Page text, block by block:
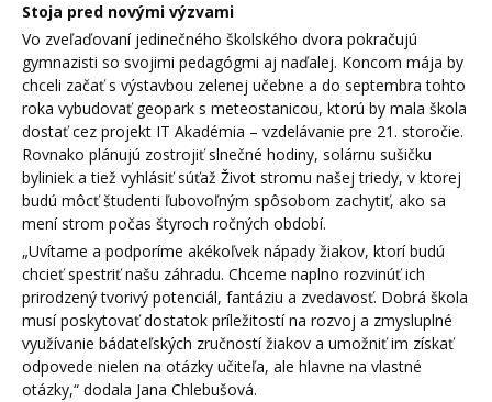
Stoja pred novými výzvami
Vo zveľaďovaní jedinečného školského dvora pokračujú
gymnazisti so svojimi pedagógmi aj naďalej. Koncom mája by
chceli začať s výstavbou zelenej učebne a do septembra tohto
roka vybudovať geopark s meteostanicou, ktorú by mala škola
dostať cez projekt IT Akadémia – vzdelávanie pre 21. storočie.
Rovnako plánujú zostrojiť slnečné hodiny, solárnu sušičku
byliniek a tiež vyhlásiť súťaž Život stromu našej triedy, v ktorej
budú môcť študenti ľubovoľným spôsobom zachytiť, ako sa
mení strom počas štyroch ročných období.
„Uvítame a podporíme akékoľvek nápady žiakov, ktorí budú
chcieť spestriť našu záhradu. Chceme naplno rozvinúť ich
prirodzený tvorivý potenciál, fantáziu a zvedavosť. Dobrá škola
musí poskytovať dostatok príležitostí na rozvoj a zmysluplné
využívanie bádateľských zručností žiakov a umožniť im získať
odpovede nielen na otázky učiteľa, ale hlavne na vlastné
otázky,“ dodala Jana Chlebušová.